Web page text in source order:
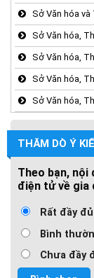
Sở Văn hóa và
Sở Văn hóa,
Sở Văn hóa,
Sở Văn hóa,
Sở Văn hóa,
THĂM DÒ Ý
Theo bạn,
điện tử về gia
Rất đầy đủ
Bình
Chưa đầy